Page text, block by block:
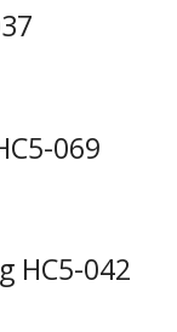
069
HC5-042